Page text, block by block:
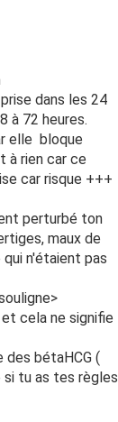
dans les 24
à 72 heures.
elle bloque
à rien car ce
car risque +++
perturbé ton
maux de
n'étaient pas
cela ne signifie
des bétaHCG (
si tu as tes règles